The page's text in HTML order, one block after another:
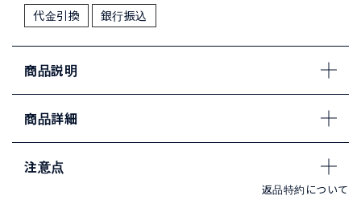
代金引換 銀行振込
商品説明
商品詳細
注意点
返品特約について